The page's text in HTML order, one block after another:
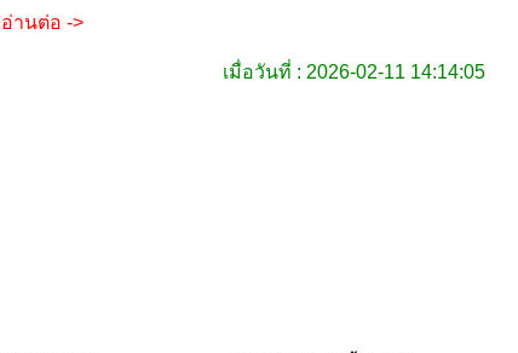
อ่านต่อ ->
เมื่อวันที่ : 2026-02-11 14:14:05